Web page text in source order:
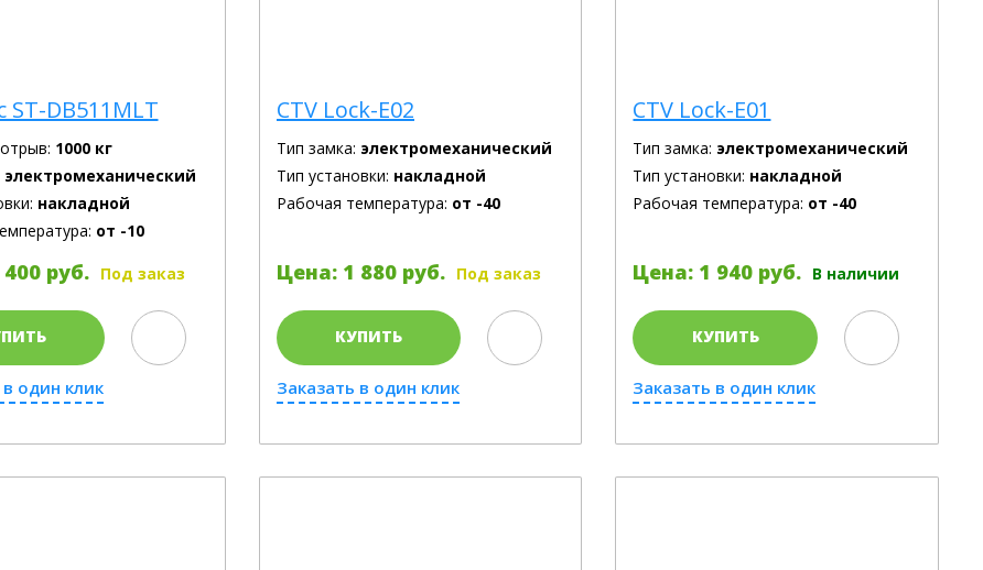
ST-DB511MLT
1000 кг
электромеханический
накладной
от -10
руб. Под заказ
один клик
CTV Lock-E02
Тип замка: электромеханический
Тип установки: накладной
Рабочая температура: от -40
Цена: 1 880 руб. Под заказ
КУПИТЬ
Заказать в один клик
CTV Lock-E01
Тип замка: электромеханический
Тип установки: накладной
Рабочая температура: от -40
Цена: 1 940 руб. В наличии
КУПИТЬ
Заказать в один клик